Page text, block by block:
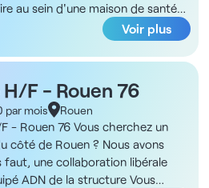
au sein d'une maison de santé
sur une rue commerçante. ADN
de santé libérale a été créée
un emplacement commerçant
une organisation fluide de
Le rez-de-chaussée offre 100
de soins, un pano 3D, une salle
de consultation de médecine
deux autres cabinets
consultation de médecine
Voir plus
F - Rouen 76
par mois Rouen
- Rouen 76 Vous cherchez un
côté de Rouen ? Nous avons
une collaboration libérale
ADN de la structure Vous